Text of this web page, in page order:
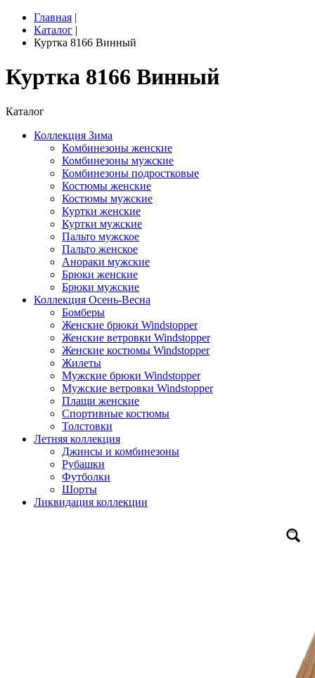
Главная |
Каталог |
Куртка 8166 Винный
Куртка 8166 Винный
Каталог
Коллекция Зима
Комбинезоны женские
Комбинезоны мужские
Комбинезоны подростковые
Костюмы женские
Костюмы мужские
Куртки женские
Куртки мужские
Пальто мужское
Пальто женское
Анораки мужские
Брюки женские
Брюки мужские
Коллекция Осень-Весна
Бомберы
Женские брюки Windstopper
Женские ветровки Windstopper
Женские костюмы Windstopper
Жилеты
Мужские брюки Windstopper
Мужские ветровки Windstopper
Плащи женские
Спортивные костюмы
Толстовки
Летняя коллекция
Джинсы и комбинезоны
Рубашки
Футболки
Шорты
Ликвидация коллекции